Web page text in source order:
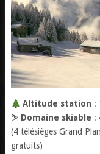
Altitude station :
⛷️ Domaine skiable :
(4 télésièges Grand
gratuits)